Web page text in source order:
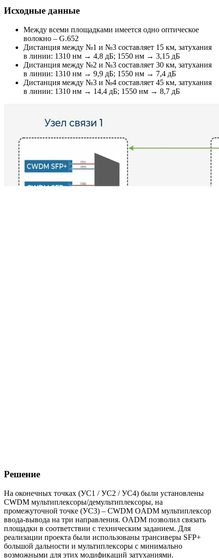
Исходные данные
Между всеми площадками имеется одно оптическое
волокно – G.652
Дистанция между №1 и №3 составляет 15 км, затухания
в линии: 1310 нм → 4,8 дБ; 1550 нм → 3,15 дБ
Дистанция между №2 и №3 составляет 30 км, затухания
в линии: 1310 нм → 9,9 дБ; 1550 нм → 7,4 дБ
Дистанция между №3 и №4 составляет 45 км, затухания
в линии: 1310 нм → 14,4 дБ; 1550 нм → 8,7 дБ
Решение
На оконечных точках (УС1 / УС2 / УС4) были установлены
CWDM мультиплексоры/демультиплексоры, на
промежуточной точке (УС3) – CWDM OADM мультиплексор
ввода-вывода на три направления. OADM позволил связать
площадки в соответствии с техническим заданием. Для
реализации проекта были использованы трансиверы SFP+
большой дальности и мультиплексоры с минимально
возможными для этих модификаций затуханиями.